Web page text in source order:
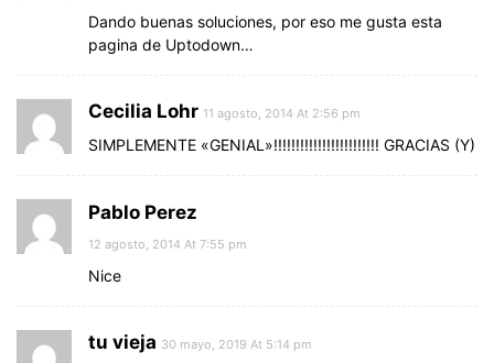
Dando buenas soluciones, por eso me gusta esta
pagina de Uptodown…
Cecilia Lohr 11 agosto, 2014 At 2:56 pm
SIMPLEMENTE «GENIAL»!!!!!!!!!!!!!!!!!!!!!!!! GRACIAS (Y)
Pablo Perez
12 agosto, 2014 At 7:55 pm
Nice
tu vieja 30 mayo, 2019 At 5:14 pm